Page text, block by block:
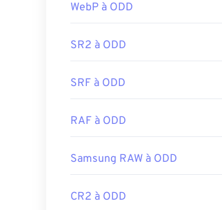
WebP à ODD
SR2 à ODD
SRF à ODD
RAF à ODD
Samsung RAW à ODD
CR2 à ODD